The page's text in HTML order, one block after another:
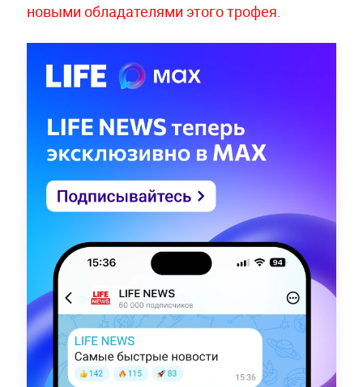
новыми обладателями этого трофея.